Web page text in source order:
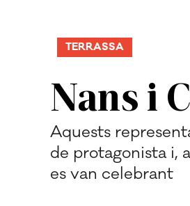
Nans i
TERRASSA
Aquests
de protagonista i,
es van celebrant